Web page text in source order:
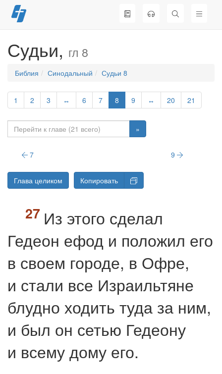
Перейти
к
Судьи, гл 8
Библия Синодальный Судьи 8
1 2 3 ↔ 6 7 8 9 ↔ 20 21
»
7 9
Глава целиком Копировать
Из этого сделал
Гедеон ефод и положил его
в своем городе, в Офре,
и стали все Израильтяне
блудно ходить туда за ним,
и был он сетью Гедеону
и всему дому его.